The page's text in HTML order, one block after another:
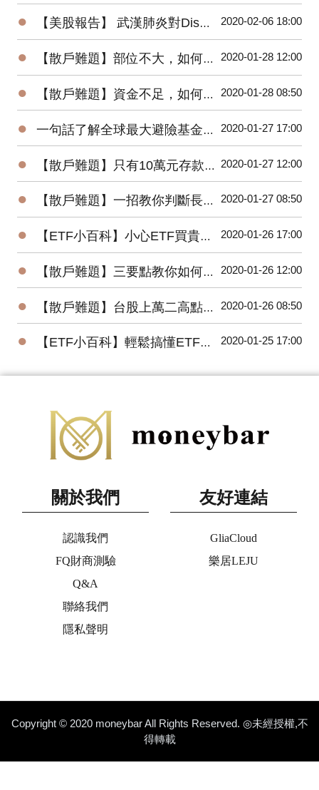
● 【美股報告】 武漢肺炎對Disney(DIS)2020第一季衝擊有多大？ 2020-02-06 18:00
● 【散戶難題】部位不大，如何增加投機功力？ 2020-01-28 12:00
● 【散戶難題】資金不足，如何快速累積財富？ 2020-01-28 08:50
● 一句話了解全球最大避險基金的操作思想 2020-01-27 17:00
● 【散戶難題】只有10萬元存款的小資，該如何開始投資台股？ 2020-01-27 12:00
● 【散戶難題】一招教你判斷長紅K是真突破還是假突破 2020-01-27 08:50
● 【ETF小百科】小心ETF買貴了！你不可不知的ETF名詞 2020-01-26 17:00
● 【散戶難題】三要點教你如何將波浪理論應用在台股上？ 2020-01-26 12:00
● 【散戶難題】台股上萬二高點，為何外資還敢大買百億？ 2020-01-26 08:50
● 【ETF小百科】輕鬆搞懂ETF追蹤指數的三種方式 2020-01-25 17:00
關於我們
認識我們
FQ財商測驗
Q&A
聯絡我們
隱私聲明
友好連結
GliaCloud
樂居LEJU
Copyright © 2020 moneybar All Rights Reserved. ◎未經授權,不
得轉載